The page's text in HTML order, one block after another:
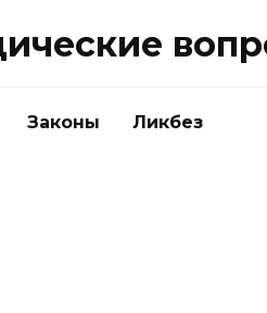
Законы Ликбез